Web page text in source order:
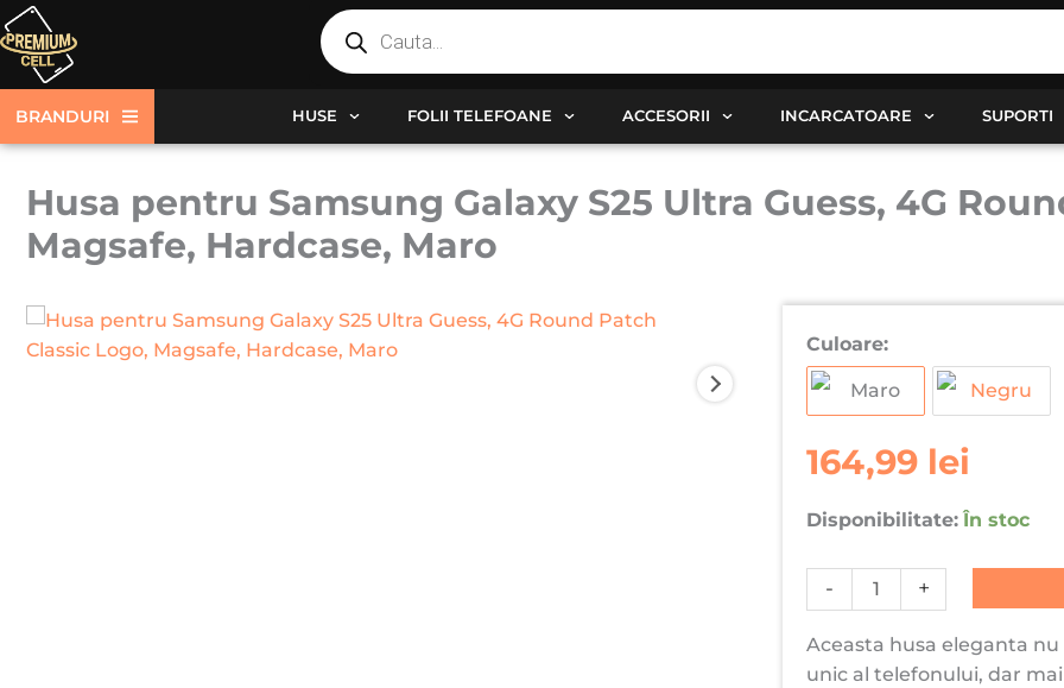
Skip
to
content
Products
search
BRANDURI HUSE FOLII TELEFOANE ACCESORII INCARCATOARE SUPORTI
Husa pentru Samsung Galaxy S25 Ultra Guess, 4G
Magsafe, Hardcase, Maro
Culoare:
164,99 lei
Disponibilitate: În stoc
-
Husa
pentru
Samsung
S25
Guess,
Round
Patch
Classic
Logo,
+
Aceasta husa eleganta
unic al telefonului, dar